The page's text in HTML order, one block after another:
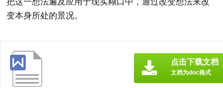
变本身所处的景况。
点击下载文档
文档为doc格式